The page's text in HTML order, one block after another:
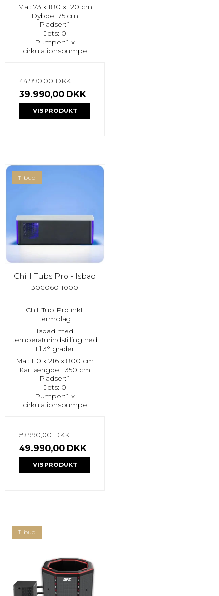
Mål: 73 x 180 x 120 cm
Dybde: 75 cm
Pladser: 1
Jets: 0
Pumper: 1 x
cirkulationspumpe
44.990,00 DKK
39.990,00 DKK
VIS PRODUKT
Tilbud
Chill Tubs Pro - Isbad
30006011000
Chill Tub Pro inkl.
termolåg
Isbad med
temperaturindstilling ned
til 3° grader
Mål: 110 x 216 x 800 cm
Kar længde: 1350 cm
Pladser: 1
Jets: 0
Pumper: 1 x
cirkulationspumpe
59.990,00 DKK
49.990,00 DKK
VIS PRODUKT
Tilbud